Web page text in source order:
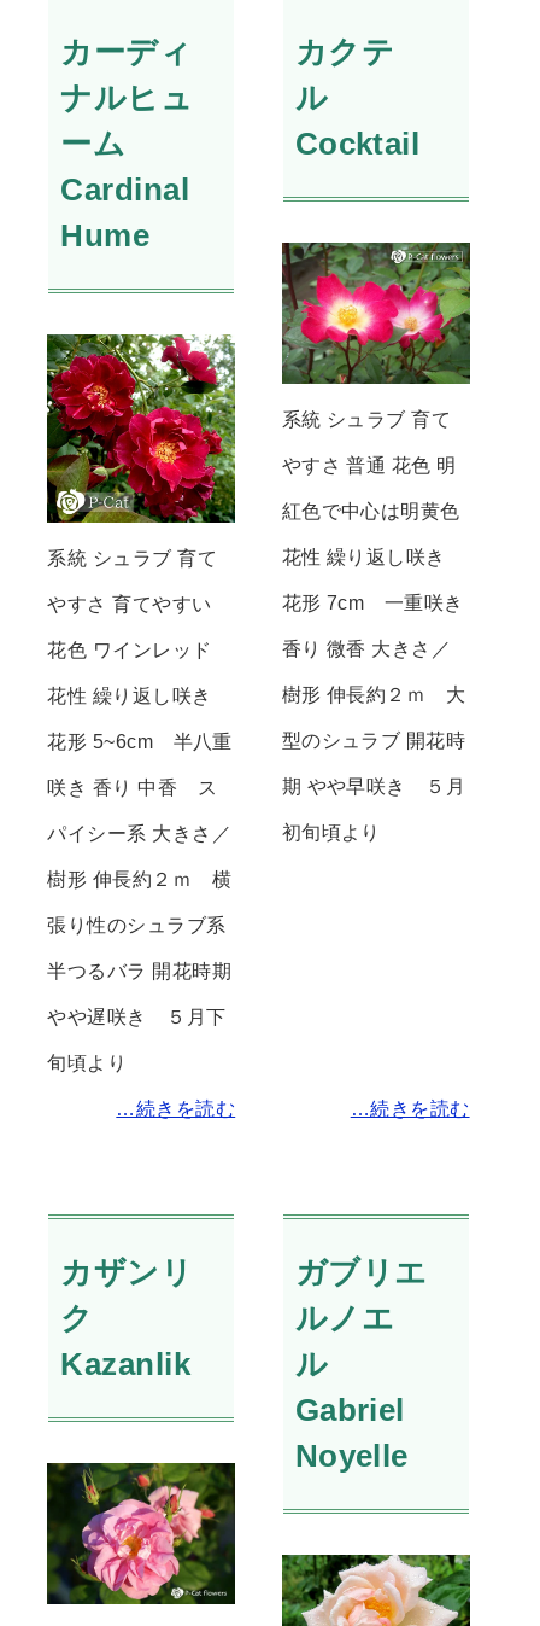
カーディ
ナルヒュ
ーム
Cardinal
Hume
系統 シュラブ 育て
やすさ 育てやすい
花色 ワインレッド
花性 繰り返し咲き
花形 5~6cm 半八重
咲き 香り 中香 ス
パイシー系 大きさ／
樹形 伸長約２ｍ 横
張り性のシュラブ系
半つるバラ 開花時期
やや遅咲き ５月下
旬頃より
…続きを読む
カクテ
ル
Cocktail
系統 シュラブ 育て
やすさ 普通 花色 明
紅色で中心は明黄色
花性 繰り返し咲き
花形 7cm 一重咲き
香り 微香 大きさ／
樹形 伸長約２ｍ 大
型のシュラブ 開花時
期 やや早咲き ５月
初旬頃より
…続きを読む
カザンリ
ク
Kazanlik
ガブリエ
ルノエ
ル
Gabriel
Noyelle